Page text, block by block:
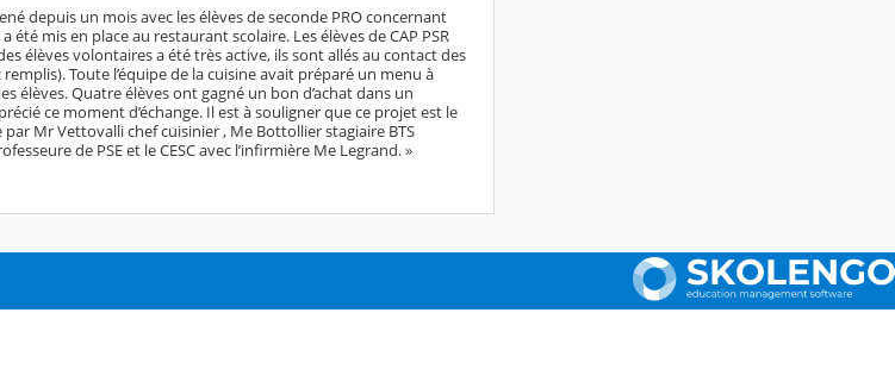
depuis un mois avec les élèves de seconde PRO concernant
mis en place au restaurant scolaire. Les élèves de CAP PSR
élèves volontaires a été très active, ils sont allés au contact des
Toute l’équipe de la cuisine avait préparé un menu à
Quatre élèves ont gagné un bon d’achat dans un
ce moment d’échange. Il est à souligner que ce projet est le
Mr Vettovalli chef cuisinier , Me Bottollier stagiaire BTS
de PSE et le CESC avec l’infirmière Me Legrand. »